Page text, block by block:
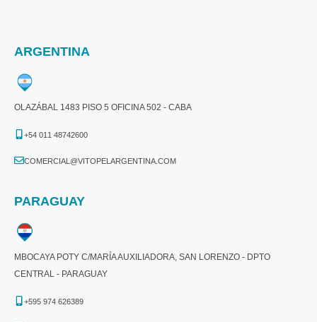
ARGENTINA
OLAZÁBAL 1483 PISO 5 OFICINA 502 - CABA
+54 011 48742600​
COMERCIAL@VITOPELARGENTINA.COM​
PARAGUAY
MBOCAYA POTY C/MARÍA AUXILIADORA, SAN LORENZO - DPTO
CENTRAL - PARAGUAY
+595 974 626389